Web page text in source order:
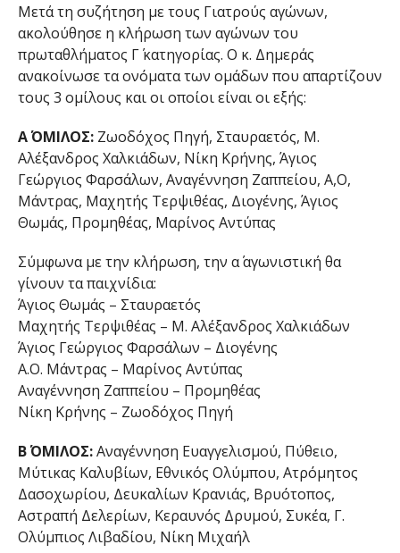
Μετά τη συζήτηση με τους Γιατρούς αγώνων,
ακολούθησε η κλήρωση των αγώνων του
πρωταθλήματος Γ΄ κατηγορίας. Ο κ. Δημεράς
ανακοίνωσε τα ονόματα των ομάδων που απαρτίζουν
τους 3 ομίλους και οι οποίοι είναι οι εξής:
Α΄ ΟΜΙΛΟΣ:Ζωοδόχος Πηγή, Σταυραετός, Μ.
Αλέξανδρος Χαλκιάδων, Νίκη Κρήνης, Άγιος
Γεώργιος Φαρσάλων, Αναγέννηση Ζαππείου, Α,Ο,
Μάντρας, Μαχητής Τερψιθέας, Διογένης, Άγιος
Θωμάς, Προμηθέας, Μαρίνος Αντύπας
Σύμφωνα με την κλήρωση, την α΄ αγωνιστική θα
γίνουν τα παιχνίδια:
Άγιος Θωμάς – Σταυραετός
Μαχητής Τερψιθέας – Μ. Αλέξανδρος Χαλκιάδων
Άγιος Γεώργιος Φαρσάλων – Διογένης
Α.Ο. Μάντρας – Μαρίνος Αντύπας
Αναγέννηση Ζαππείου – Προμηθέας
Νίκη Κρήνης – Ζωοδόχος Πηγή
Β΄ ΟΜΙΛΟΣ:Αναγέννηση Ευαγγελισμού, Πύθειο,
Μύτικας Καλυβίων, Εθνικός Ολύμπου, Ατρόμητος
Δασοχωρίου, Δευκαλίων Κρανιάς, Βρυότοπος,
Αστραπή Δελερίων, Κεραυνός Δρυμού, Συκέα, Γ.
Ολύμπιος Λιβαδίου, Νίκη Μιχαήλ